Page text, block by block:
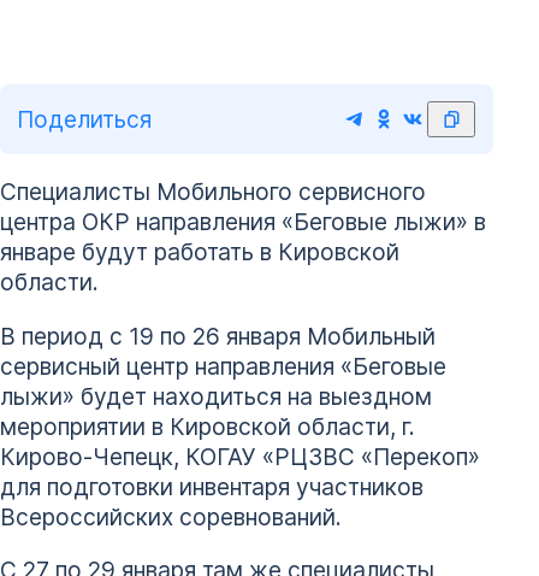
Поделиться
Специалисты Мобильного сервисного
центра ОКР направления «Беговые лыжи» в
январе будут работать в Кировской
области.
В период с 19 по 26 января Мобильный
сервисный центр направления «Беговые
лыжи» будет находиться на выездном
мероприятии в Кировской области, г.
Кирово-Чепецк, КОГАУ «РЦЗВС «Перекоп»
для подготовки инвентаря участников
Всероссийских соревнований.
С 27 по 29 января там же специалисты